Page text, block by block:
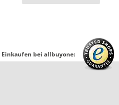
Einkaufen bei allbuyone: